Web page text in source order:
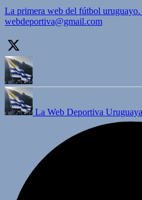
La primera web del fútbol
webdeportiva@gmail.com
La Web Deportiva Uruguaya